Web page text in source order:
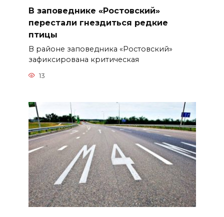
В заповеднике «Ростовский»
перестали гнездиться редкие
птицы
В районе заповедника «Ростовский»
зафиксирована критическая
13